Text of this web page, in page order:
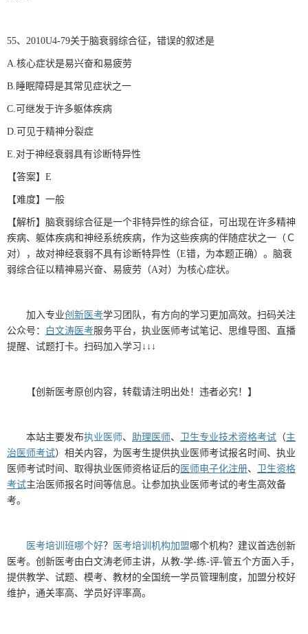
55、2010U4-79关于脑衰弱综合征，错误的叙述是
A.核心症状是易兴奋和易疲劳
B.睡眠障碍是其常见症状之一
C.可继发于许多躯体疾病
D.可见于精神分裂症
E.对于神经衰弱具有诊断特异性
【答案】E
【难度】一般
【解析】脑衰弱综合征是一个非特异性的综合征，可出现在许多精神
疾病、躯体疾病和神经系统疾病，作为这些疾病的伴随症状之一（Ｃ
对），故对神经衰弱不具有诊断特异性（E错，为本题正确）。脑衰
弱综合征以精神易兴奋、易疲劳（A对）为核心症状。
加入专业创新医考学习团队，有方向的学习更加高效。扫码关注
公众号：
白文涛医考服务平台，执业医师考试笔记、思维导图、直播
提醒、试题打卡。扫码加入学习↓↓↓
【创新医考原创内容，转载请注明出处！违者必究！】
本站主要发布执业医师、 助理医师、 卫生专业技术资格考试 （主
治医师考试）相关内容，为医考生提供执业医师考试报名时间、执业
医师考试时间、取得执业医师资格证后的 医师电子化注册、 卫生资格
考试主治医师报名时间等信息。让参加执业医师考试的考生高效备
考。
医考培训班哪个好？ 医考培训机构加盟哪个机构？建议首选创新
医考。创新医考由白文涛老师主讲，从教-学-练-评-管五个方面入手，
提供教学、试题、模考、教材的全国统一学员管理制度，加盟分校好
维护，通关率高、学员好评率高。